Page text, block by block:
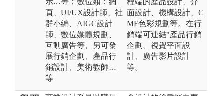
頁、UI/UX設計師、社
群小編、AIGC設計
師、數位媒體規劃、
互動廣告等。另可發
展行銷企劃、產品行
銷設計、美術教師…
等
面設計、機構設計、C
MF色彩規劃等。在行
銷端可連結"產品行銷
企劃、視覺平面設
計、廣告影片設計
等。